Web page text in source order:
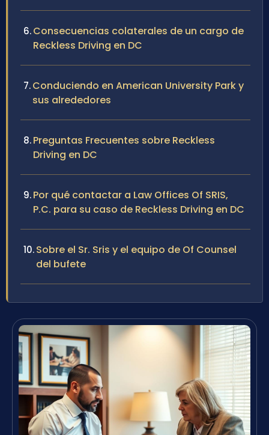
Consecuencias colaterales de un cargo de
Reckless Driving en DC
Conduciendo en American University Park y
sus alrededores
Preguntas Frecuentes sobre Reckless
Driving en DC
Por qué contactar a Law Offices Of SRIS,
P.C. para su caso de Reckless Driving en DC
Sobre el Sr. Sris y el equipo de Of Counsel
del bufete